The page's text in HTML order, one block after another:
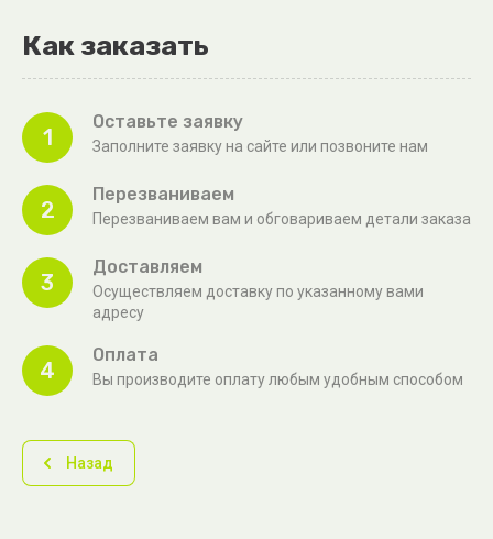
Как заказать
1
Оставьте заявку
Заполните заявку на сайте или позвоните нам
2
Перезваниваем
Перезваниваем вам и обговариваем детали заказа
3
Доставляем
Осуществляем доставку по указанному вами
адресу
4
Оплата
Вы производите оплату любым удобным способом
Назад